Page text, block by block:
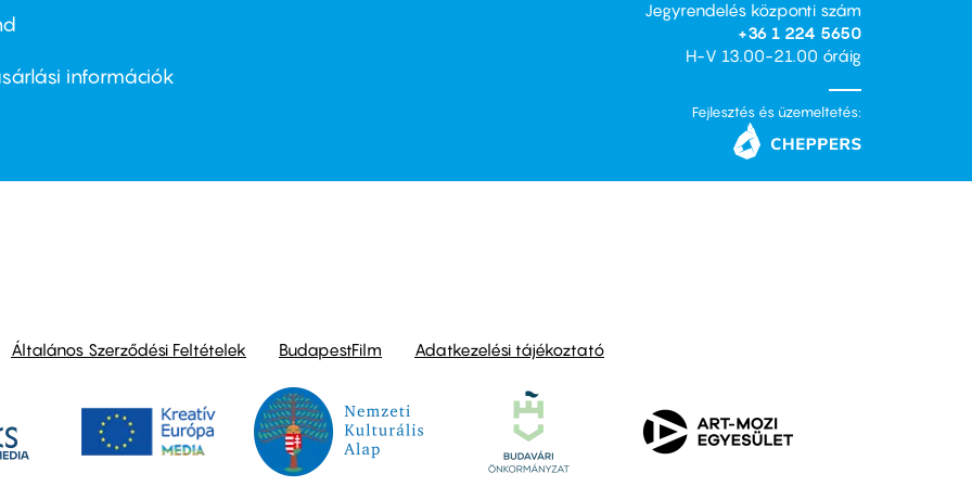
információk
Jegyrendelés központi szám
+36 1 224 5650
H-V 13.00-21.00 óráig
Fejlesztés és üzemeltetés:
Általános Szerződési Feltételek BudapestFilm Adatkezelési tájékoztató